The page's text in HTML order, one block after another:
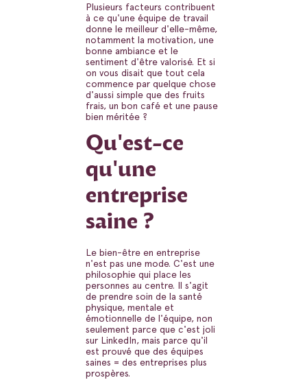
Plusieurs facteurs contribuent
à ce qu'une équipe de travail
donne le meilleur d'elle-même,
notamment la motivation, une
bonne ambiance et le
sentiment d'être valorisé. Et si
on vous disait que tout cela
commence par quelque chose
d'aussi simple que des fruits
frais, un bon café et une pause
bien méritée ?
Qu'est-ce
qu'une
entreprise
saine ?
Le bien-être en entreprise
n'est pas une mode. C'est une
philosophie qui place les
personnes au centre. Il s'agit
de prendre soin de la santé
physique, mentale et
émotionnelle de l'équipe, non
seulement parce que c'est joli
sur LinkedIn, mais parce qu'il
est prouvé que des équipes
saines = des entreprises plus
prospères.